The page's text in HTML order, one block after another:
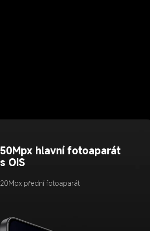
50Mpx hlavní fotoaparát
s OIS
20Mpx přední fotoaparát